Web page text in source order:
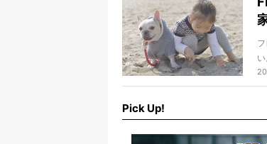
Pick Up!